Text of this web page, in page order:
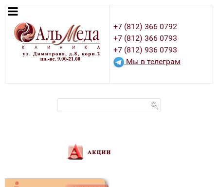
+7 (812) 366 0792
+7 (812) 366 0793
+7 (812) 936 0793
Мы в телеграм